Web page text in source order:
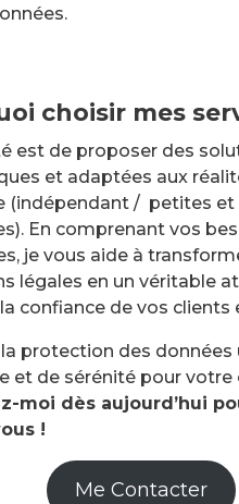
choisir mes
est de proposer des
et adaptées aux
(indépendant / petites et
En comprenant vos
je vous aide à
légales en un véritable
confiance de vos clients
protection des données
et de sérénité pour votre
moi dès aujourd’hui
!
Me Contacter